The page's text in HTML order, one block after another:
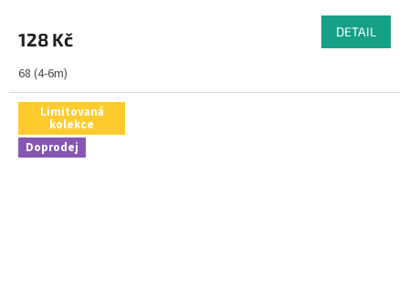
128 Kč DETAIL
68 (4-6m)
Limitovaná
kolekce
Doprodej